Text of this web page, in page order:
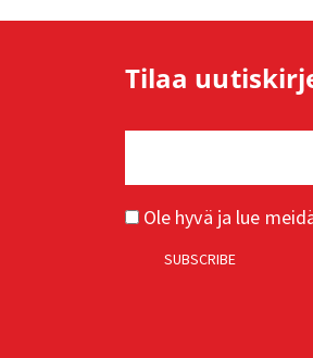
Tilaa
Ole hyvä ja lue